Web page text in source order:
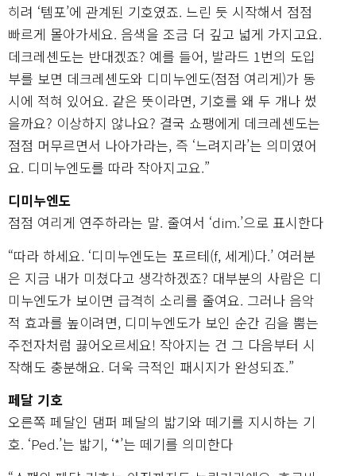
히려 ‘템포’에 관계된 기호였죠. 느린 듯 시작해서 점점
빠르게 몰아가세요. 음색을 조금 더 깊고 넓게 가지고요.
데크레셴도는 반대겠죠? 예를 들어, 발라드 1번의 도입
부를 보면 데크레셴도와 디미누엔도(점점 여리게)가 동
시에 적혀 있어요. 같은 뜻이라면, 기호를 왜 두 개나 썼
을까요? 이상하지 않나요? 결국 쇼팽에게 데크레셴도는
점점 머무르면서 나아가라는, 즉 ‘느려지라’는 의미였어
요. 디미누엔도를 따라 작아지고요.”
디미누엔도
점점 여리게 연주하라는 말. 줄여서 ‘dim.’으로 표시한다
“따라 하세요. ‘디미누엔도는 포르테(f, 세게)다.’ 여러분
은 지금 내가 미쳤다고 생각하겠죠? 대부분의 사람은 디
미누엔도가 보이면 급격히 소리를 줄여요. 그러나 음악
적 효과를 높이려면, 디미누엔도가 보인 순간 김을 뿜는
주전자처럼 끓어오르세요! 작아지는 건 그 다음부터 시
작해도 충분해요. 더욱 극적인 패시지가 완성되죠.”
페달 기호
오른쪽 페달인 댐퍼 페달의 밟기와 떼기를 지시하는 기
호. ‘Ped.’는 밟기, ‘*’는 떼기를 의미한다